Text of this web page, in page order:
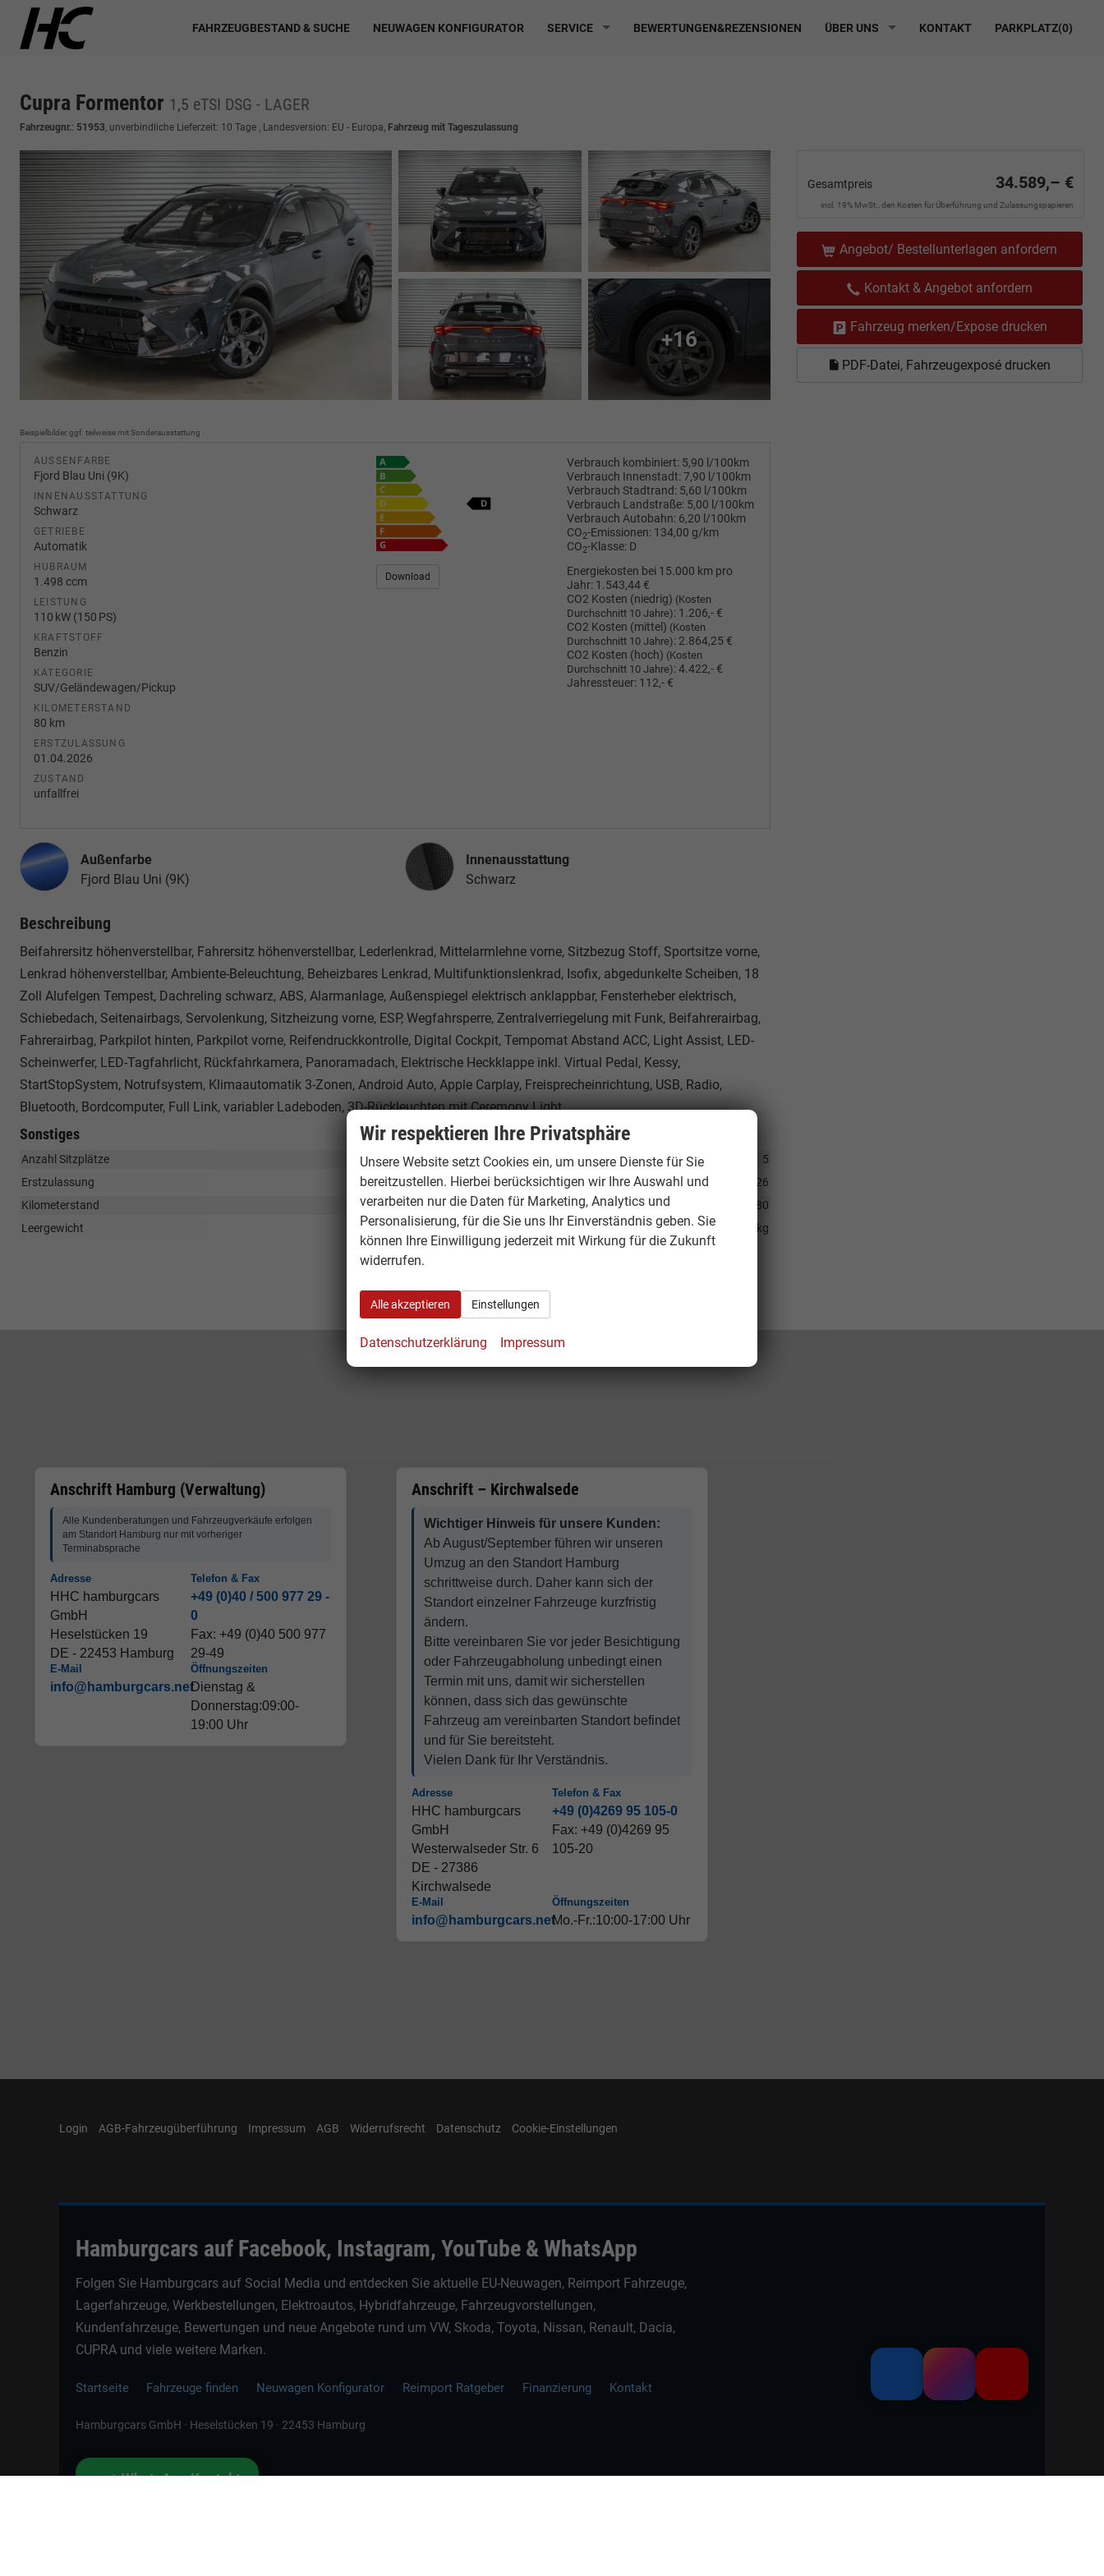
FAHRZEUGBESTAND & SUCHE NEUWAGEN KONFIGURATOR SERVICE BEWERTUNGEN&REZENSIONEN ÜBER UNS KONTAKT PARKPLATZ(0)
Cupra Formentor 1,5 eTSI DSG - LAGER
Fahrzeugnr.: 51953, unverbindliche Lieferzeit: 10 Tage , Landesversion: EU - Europa, Fahrzeug mit Tageszulassung
Gesamtpreis 34.589,– €
incl. 19% MwSt., den Kosten für Überführung und Zulassungspapieren
Angebot/ Bestellunterlagen anfordern
Kontakt & Angebot anfordern
Fahrzeug merken/Expose drucken
PDF-Datei, Fahrzeugexposé drucken
+16
Beispielbilder, ggf. teilweise mit Sonderausstattung
AUSSENFARBE
Fjord Blau Uni (9K)
INNENAUSSTATTUNG
Schwarz
GETRIEBE
Automatik
HUBRAUM
1.498 ccm
LEISTUNG
110 kW (150 PS)
KRAFTSTOFF
Benzin
KATEGORIE
SUV/Geländewagen/Pickup
KILOMETERSTAND
80 km
ERSTZULASSUNG
01.04.2026
ZUSTAND
unfallfrei
Verbrauch kombiniert: 5,90 l/100km
Verbrauch Innenstadt:7,90 l/100km
Verbrauch Stadtrand: 5,60 l/100km
Verbrauch Landstraße: 5,00 l/100km
Verbrauch Autobahn: 6,20 l/100km
CO2-Emissionen: 134,00 g/km
CO2-Klasse: D
Download
Energiekosten bei 15.000 km pro
Jahr: 1.543,44 €
CO2 Kosten (niedrig) (Kosten
Durchschnitt 10 Jahre): 1.206,- €
CO2 Kosten (mittel) (Kosten
Durchschnitt 10 Jahre): 2.864,25 €
CO2 Kosten (hoch) (Kosten
Durchschnitt 10 Jahre):4.422,- €
Jahressteuer: 112,- €
Außenfarbe
Fjord Blau Uni (9K)
Innenausstattung
Innenausstattung
Schwarz
Beschreibung
Beifahrersitz höhenverstellbar, Fahrersitz höhenverstellbar, Lederlenkrad, Mittelarmlehne vorne, Sitzbezug Stoff, Sportsitze vorne,
Lenkrad höhenverstellbar, Ambiente-Beleuchtung, Beheizbares Lenkrad, Multifunktionslenkrad, Isofix, abgedunkelte Scheiben, 18
Zoll Alufelgen Tempest, Dachreling schwarz, ABS, Alarmanlage, Außenspiegel elektrisch anklappbar, Fensterheber elektrisch,
Schiebedach, Seitenairbags, Servolenkung, Sitzheizung vorne, ESP, Wegfahrsperre, Zentralverriegelung mit Funk, Beifahrerairbag,
Fahrerairbag, Parkpilot hinten, Parkpilot vorne, Reifendruckkontrolle, Digital Cockpit, Tempomat Abstand ACC, Light Assist, LED-
Scheinwerfer, LED-Tagfahrlicht, Rückfahrkamera, Panoramadach, Elektrische Heckklappe inkl. Virtual Pedal, Kessy,
StartStopSystem, Notrufsystem, Klimaautomatik 3-Zonen, Android Auto, Apple Carplay, Freisprecheinrichtung, USB, Radio,
Bluetooth, Bordcomputer, Full Link, variabler Ladeboden, 3D-Rückleuchten mit Ceremony Light,
Sonstiges
Anzahl Sitzplätze
5
Erstzulassung
01.04.2026
Kilometerstand
80
Leergewicht
1531 kg
Anschrift Hamburg (Verwaltung)
Alle Kundenberatungen und Fahrzeugverkäufe erfolgen
am Standort Hamburg nur mit vorheriger
Terminabsprache
Adresse
HHC hamburgcars
GmbH
Heselstücken 19
DE - 22453 Hamburg
Telefon & Fax
+49 (0)40 / 500 977 29 -
0
Fax: +49 (0)40 500 977
29-49
E-Mail
info@hamburgcars.net
Öffnungszeiten
Dienstag &
Donnerstag:09:00-
19:00 Uhr
Anschrift – Kirchwalsede
Wichtiger Hinweis für unsere Kunden:
Ab August/September führen wir unseren
Umzug an den Standort Hamburg
schrittweise durch. Daher kann sich der
Standort einzelner Fahrzeuge kurzfristig
ändern.
Bitte vereinbaren Sie vor jeder Besichtigung
oder Fahrzeugabholung unbedingt einen
Termin mit uns, damit wir sicherstellen
können, dass sich das gewünschte
Fahrzeug am vereinbarten Standort befindet
und für Sie bereitsteht.
Vielen Dank für Ihr Verständnis.
Adresse
HHC hamburgcars
GmbH
Westerwalseder Str. 6
DE - 27386
Kirchwalsede
Telefon & Fax
+49 (0)4269 95 105-0
Fax: +49 (0)4269 95
105-20
E-Mail
info@hamburgcars.net
Öffnungszeiten
Mo.-Fr.:10:00-17:00 Uhr
Login AGB-Fahrzeugüberführung Impressum AGB Widerrufsrecht Datenschutz Cookie-Einstellungen
Hamburgcars auf Facebook, Instagram, YouTube & WhatsApp
Folgen Sie Hamburgcars auf Social Media und entdecken Sie aktuelle EU-Neuwagen, Reimport Fahrzeuge,
Lagerfahrzeuge, Werkbestellungen, Elektroautos, Hybridfahrzeuge, Fahrzeugvorstellungen,
Kundenfahrzeuge, Bewertungen und neue Angebote rund um VW, Skoda, Toyota, Nissan, Renault, Dacia,
CUPRA und viele weitere Marken.
Startseite Fahrzeuge finden Neuwagen Konfigurator Reimport Ratgeber Finanzierung Kontakt
Hamburgcars GmbH · Heselstücken 19 · 22453 Hamburg
📲WhatsApp Kontakt
Wir respektieren Ihre Privatsphäre
Unsere Website setzt Cookies ein, um unsere Dienste für Sie
bereitzustellen. Hierbei berücksichtigen wir Ihre Auswahl und
verarbeiten nur die Daten für Marketing, Analytics und
Personalisierung, für die Sie uns Ihr Einverständnis geben. Sie
können Ihre Einwilligung jederzeit mit Wirkung für die Zukunft
widerrufen.
Alle akzeptieren Einstellungen
Datenschutzerklärung Impressum